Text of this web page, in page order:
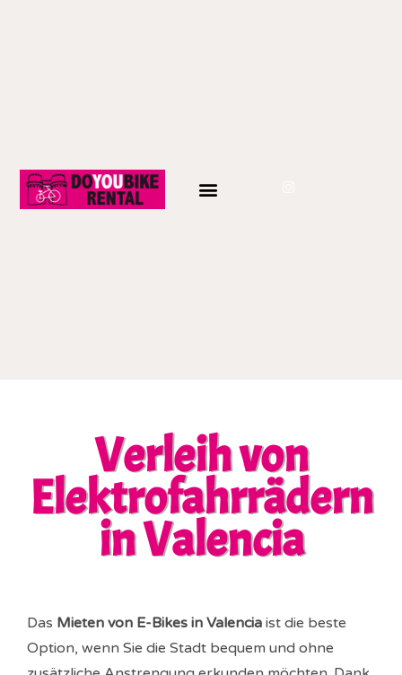
Verleih von
Elektrofahrrädern
in Valencia
Das Mieten von E-Bikes in Valencia ist die beste
Option, wenn Sie die Stadt bequem und ohne